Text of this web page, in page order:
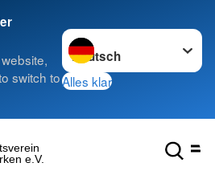
switch to
Sprache wechseln zu
Alles klar
e.V.